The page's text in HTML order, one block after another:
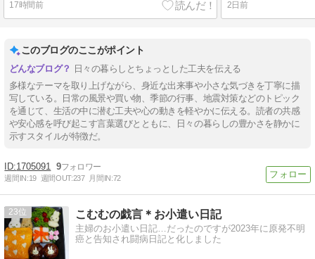
17時間前 2日前
このブログのここがポイント
日々の暮らしとちょっとした工夫を伝える
多様なテーマを取り上げながら、身近な出来事や小さな気づきを丁寧に描
写している。日常の風景や買い物、季節の行事、地震対策などのトピック
を通じて、生活の中に潜む工夫や心の動きを軽やかに伝える。読者の共感
や安心感を呼び起こす言葉選びとともに、日々の暮らしの豊かさを静かに
示すスタイルが特徴だ。
1705091 9
週間IN:19 週間OUT:237 月間IN:72
23 こむむの戯言＊お小遣い日記
主婦のお小遣い日記…だったのですが2023年に原発不明
癌と告知され闘病日記と化しました